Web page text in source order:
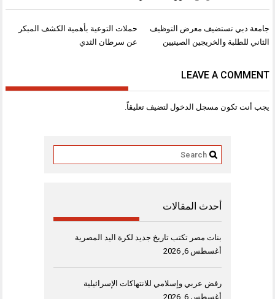
تصفّح
المقالات
حملات التوعية بأهمية الكشف المبكر
عن سرطان الثدي
جامعة دبي تستضيف معرض التوظيف
الثاني للطلبة والخريجين الصينيين
LEAVE A COMMENT
يجب أنت تكون مسجل الدخول لتضيف تعليقاً.
أحدث المقالات
بنات مصر تكتب تاريخ جديد لكرة اليد المصرية
أغسطس 6, 2026
رفض عربي وإسلامي للانتهاكات الإسرائيلية
أغسطس 6, 2026